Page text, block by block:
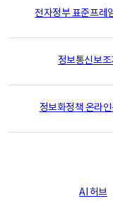
전자정부 표준프레
정보통신보조
정보화정책 온라
AI 허브